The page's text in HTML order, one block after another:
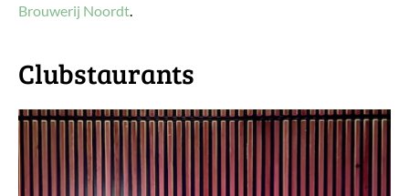
Brouwerij Noordt.
Clubstaurants